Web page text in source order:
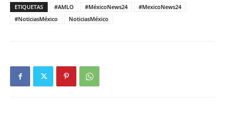
ETIQUETAS #AMLO #MéxicoNews24
#MexicoNews24
#NoticiasMéxico
NoticiasMéxico